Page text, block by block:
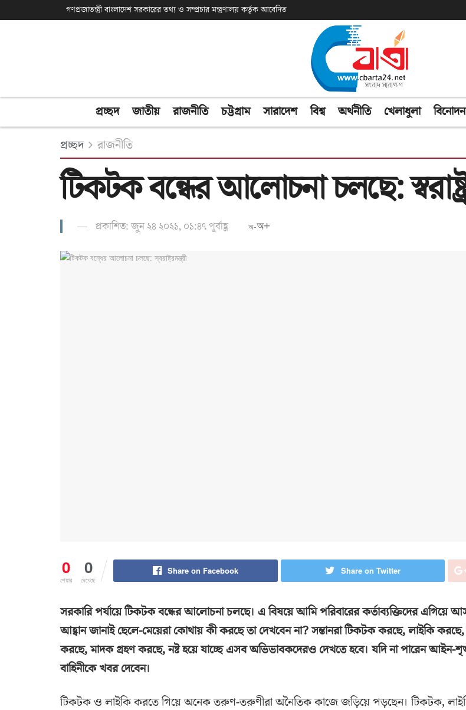
গণপ্রজাতন্ত্রী বাংলাদেশ সরকারের তথ্য ও সম্প্রচার মন্ত্রণালয় কর্তৃক আবেদিত
প্রচ্ছদ জাতীয় রাজনীতি চট্টগ্রাম সারাদেশ বিশ্ব অর্থনীতি খেলাধুলা বিনোদন
প্রচ্ছদ রাজনীতি
টিকটক বন্ধের আলোচনা চলছে:
প্রকাশিত: জুন ২৪ ২০২১, ০১:৪৭ পূর্বাহ্ণ অ-অ+
0
শেয়ার
0
দেখেছে
Share on Facebook Share on Twitter
সরকারি পর্যায়ে টিকটক বন্ধের আলোচনা চলছে। এ বিষয়ে আমি পরিবারের কর্তাব্যক্তিদের এগিয়ে
আহ্বান জানাই ছেলে-মেয়েরা কোথায় কী করছে তা দেখবেন না? সন্তানরা টিকটক করছে, লাইকি
করছে, মাদক গ্রহণ করছে, নষ্ট হয়ে যাচ্ছে এসব অভিভাবকদেরও দেখতে হবে। যদি না পারেন আইন-
বাহিনীকে খবর দেবেন।
টিকটক ও লাইকি করতে গিয়ে অনেক তরুণ-তরুণীরা অনৈতিক কাজে জড়িয়ে পড়ছেন। টিকটক,